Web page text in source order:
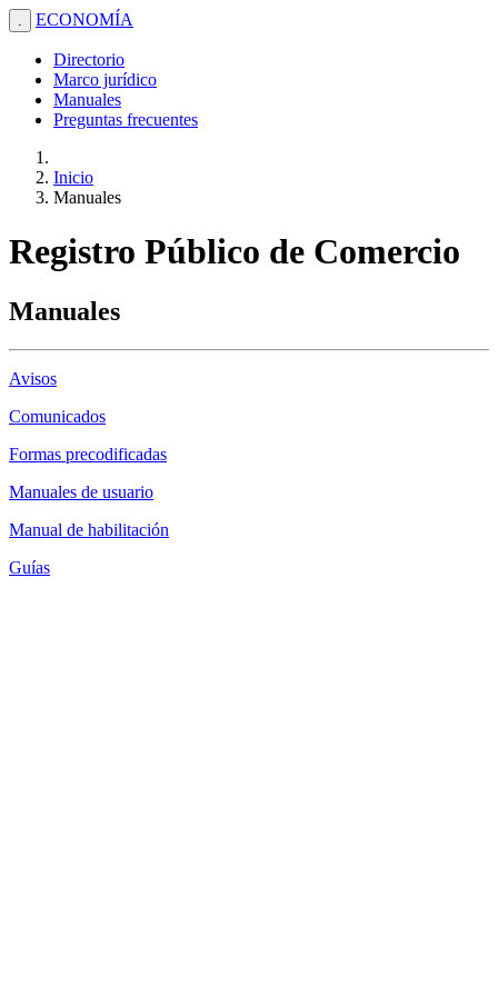
. ECONOMÍA
Directorio
Marco jurídico
Manuales
Preguntas frecuentes
Inicio
Manuales
Registro Público de Comercio
Manuales
Avisos
Comunicados
Formas precodificadas
Manuales de usuario
Manual de habilitación
Guías